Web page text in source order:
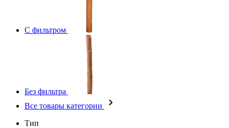
С фильтром
Без фильтра
Все товары категории
Тип